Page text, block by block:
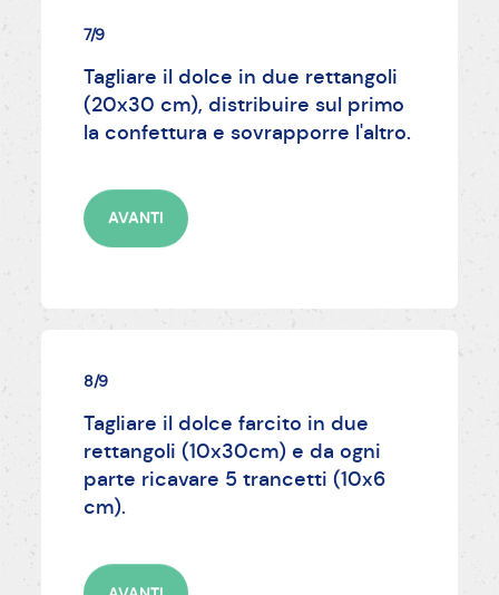
7/9
Tagliare il dolce in due rettangoli
(20x30 cm), distribuire sul primo
la confettura e sovrapporre l'altro.
AVANTI
8/9
Tagliare il dolce farcito in due
rettangoli (10x30cm) e da ogni
parte ricavare 5 trancetti (10x6
cm).